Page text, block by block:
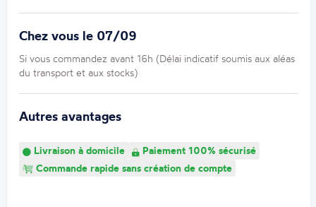
Chez vous le 07/09
Si vous commandez avant 16h (Délai indicatif soumis aux aléas
du transport et aux stocks)
Autres avantages
Livraison à domicile
Paiement 100% sécurisé
Commande rapide sans création de compte